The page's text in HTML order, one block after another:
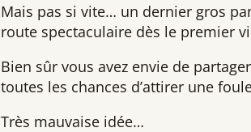
Mais pas si vite… un dernier gros
route spectaculaire dès le premier
Bien sûr vous avez envie de
toutes les chances d’attirer une
Très mauvaise idée…